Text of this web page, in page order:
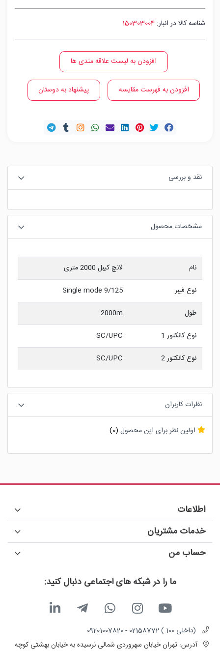
شناسه کالا در انبار: 150303004
افزودن به لیست علاقه مندی ها
افزودن به فهرست مقایسه پیشنهاد به دوستان
نقد و بررسی
مشخصات محصول
نام
لانچ کیبل 2000 متری
نوع فیبر
9/125 Single mode
طول
2000m
نوع کانکتور 1
SC/UPC
نوع کانکتور 2
SC/UPC
نظرات کاربران
اولین نظر برای این محصول (0)
ما را در شبکه های اجتماعی دنبال کنید:
(داخلی 100 ) 02158772 - 09201007820
آدرس: تهران خیابان سهروردی شمالی نرسیده به خیابان بهشتی کوچه
اطلاعات
خدمات مشتریان
حساب من